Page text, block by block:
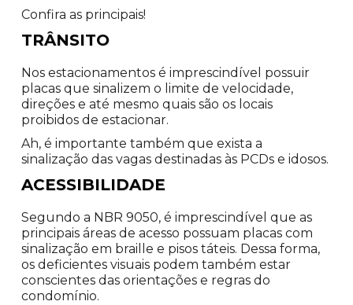
Confira as principais!
TRÂNSITO
Nos estacionamentos é imprescindível possuir
placas que sinalizem o limite de velocidade,
direções e até mesmo quais são os locais
proibidos de estacionar.
Ah, é importante também que exista a
sinalização das vagas destinadas às PCDs e idosos.
ACESSIBILIDADE
Segundo a NBR 9050, é imprescindível que as
principais áreas de acesso possuam placas com
sinalização em braille e pisos táteis. Dessa forma,
os deficientes visuais podem também estar
conscientes das orientações e regras do
condomínio.